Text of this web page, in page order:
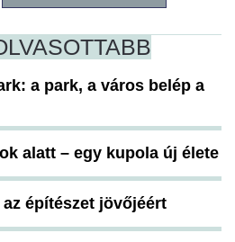
a park, a város belép a
alatt – egy kupola új élete
építészet jövőjéért